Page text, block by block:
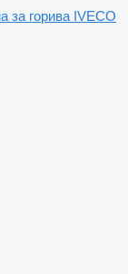
за горива IVECO